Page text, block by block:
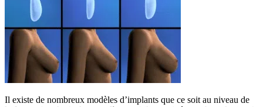
Il existe de nombreux modèles d’implants que ce soit au niveau de